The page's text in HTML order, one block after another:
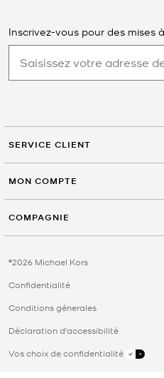
Inscrivez-vous pour des mises
SERVICE CLIENT
MON COMPTE
COMPAGNIE
©2026 Michael Kors
Confidentialité
Conditions génerales
Déclaration d'accessibilité
Vos choix de confidentialité